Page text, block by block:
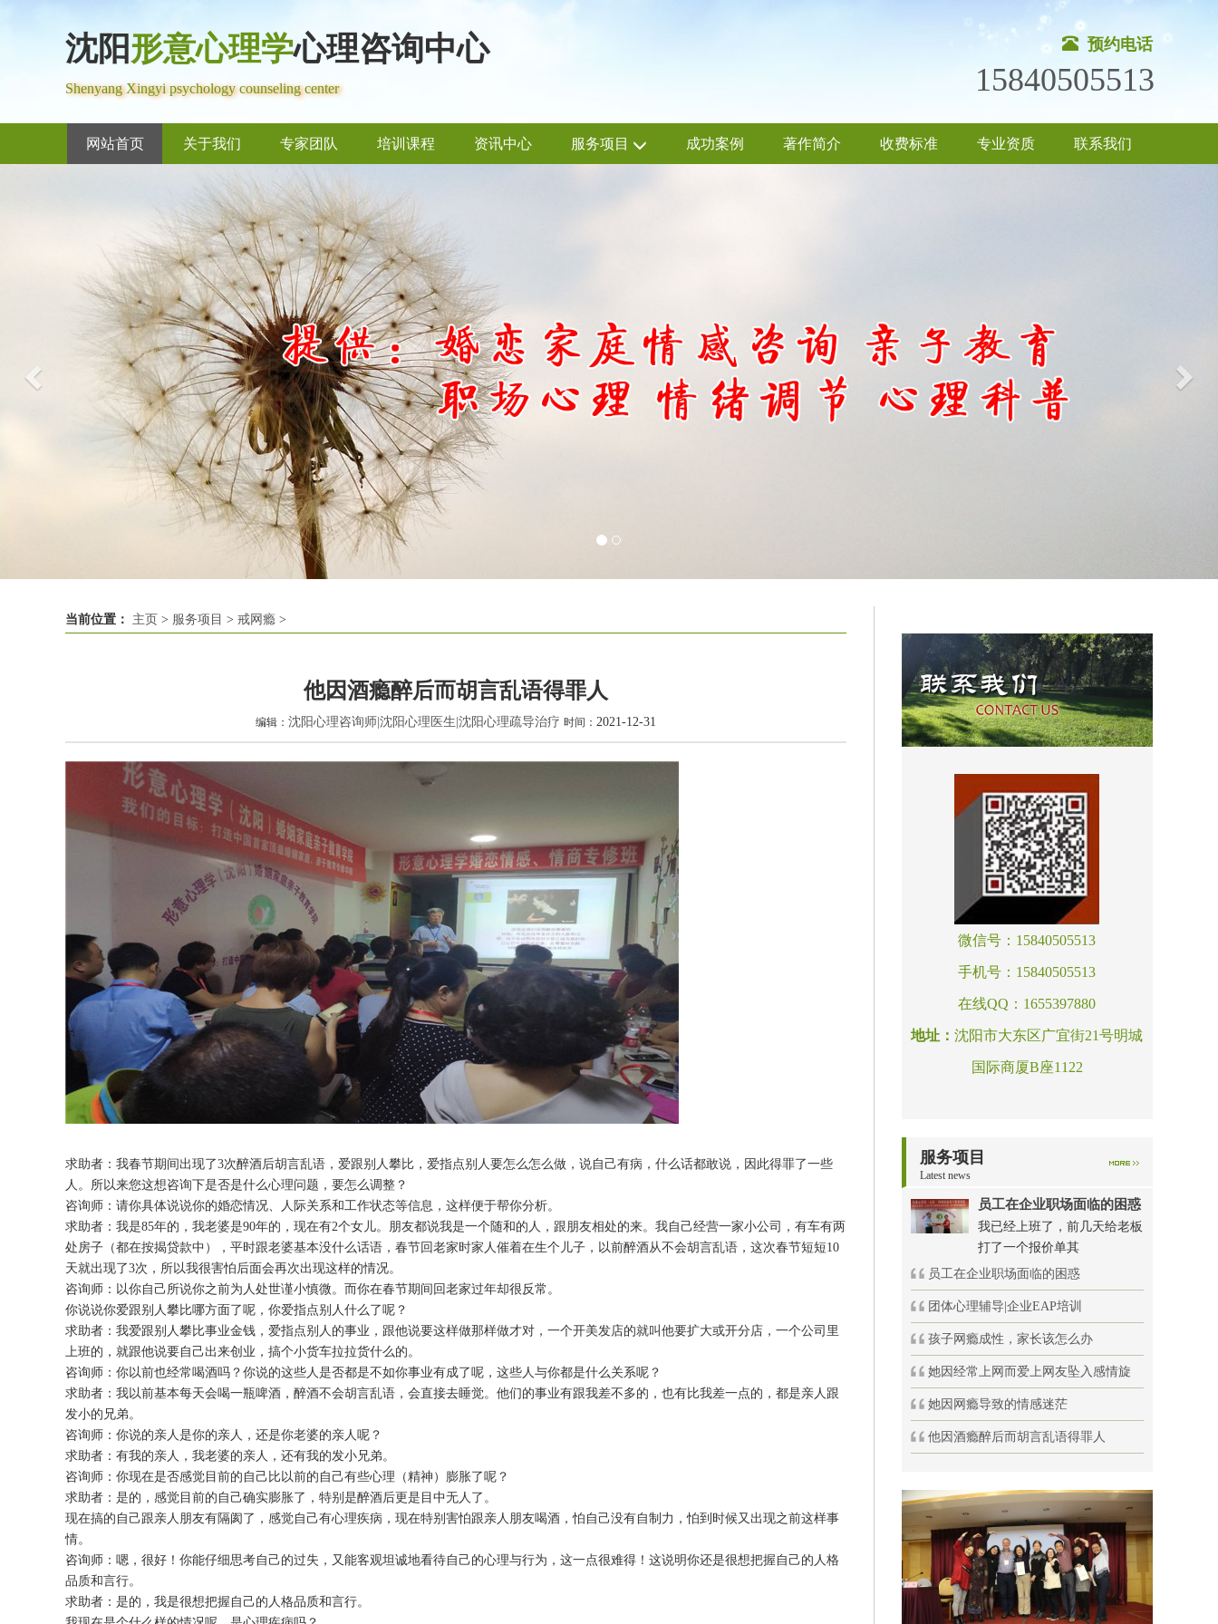
沈阳形意心理学心理咨询中心
Shenyang Xingyi psychology counseling center
预约电话
15840505513
网站首页 关于我们 专家团队 培训课程 资讯中心 服务项目 成功案例 著作简介 收费标准 专业资质 联系我们
当前位置： 主页 > 服务项目 > 戒网瘾 >
他因酒瘾醉后而胡言乱语得罪人
编辑： 沈阳心理咨询师|沈阳心理医生|沈阳心理疏导治疗 时间： 2021-12-31
求助者：我春节期间出现了3次醉酒后胡言乱语，爱跟别人攀比，爱指点别人要怎么怎么做，说自己有病，什么话都敢说，因此得罪了一些
人。所以来您这想咨询下是否是什么心理问题，要怎么调整？
咨询师：请你具体说说你的婚恋情况、人际关系和工作状态等信息，这样便于帮你分析。
求助者：我是85年的，我老婆是90年的，现在有2个女儿。朋友都说我是一个随和的人，跟朋友相处的来。我自己经营一家小公司，有车有两
处房子（都在按揭贷款中），平时跟老婆基本没什么话语，春节回老家时家人催着在生个儿子，以前醉酒从不会胡言乱语，这次春节短短10
天就出现了3次，所以我很害怕后面会再次出现这样的情况。
咨询师：以你自己所说你之前为人处世谨小慎微。而你在春节期间回老家过年却很反常。
你说说你爱跟别人攀比哪方面了呢，你爱指点别人什么了呢？
求助者：我爱跟别人攀比事业金钱，爱指点别人的事业，跟他说要这样做那样做才对，一个开美发店的就叫他要扩大或开分店，一个公司里
上班的，就跟他说要自己出来创业，搞个小货车拉拉货什么的。
咨询师：你以前也经常喝酒吗？你说的这些人是否都是不如你事业有成了呢，这些人与你都是什么关系呢？
求助者：我以前基本每天会喝一瓶啤酒，醉酒不会胡言乱语，会直接去睡觉。他们的事业有跟我差不多的，也有比我差一点的，都是亲人跟
发小的兄弟。
咨询师：你说的亲人是你的亲人，还是你老婆的亲人呢？
求助者：有我的亲人，我老婆的亲人，还有我的发小兄弟。
咨询师：你现在是否感觉目前的自己比以前的自己有些心理（精神）膨胀了呢？
求助者：是的，感觉目前的自己确实膨胀了，特别是醉酒后更是目中无人了。
现在搞的自己跟亲人朋友有隔阂了，感觉自己有心理疾病，现在特别害怕跟亲人朋友喝酒，怕自己没有自制力，怕到时候又出现之前这样事
情。
咨询师：嗯，很好！你能仔细思考自己的过失，又能客观坦诚地看待自己的心理与行为，这一点很难得！这说明你还是很想把握自己的人格
品质和言行。
求助者：是的，我是很想把握自己的人格品质和言行。
微信号：15840505513
手机号：15840505513
在线QQ：1655397880
地址：沈阳市大东区广宜街21号明城
国际商厦B座1122
服务项目
Latest news
员工在企业职场面临的困惑
我已经上班了，前几天给老板
打了一个报价单其
员工在企业职场面临的困惑
团体心理辅导|企业EAP培训
孩子网瘾成性，家长该怎么办
她因经常上网而爱上网友坠入感情旋
她因网瘾导致的情感迷茫
他因酒瘾醉后而胡言乱语得罪人